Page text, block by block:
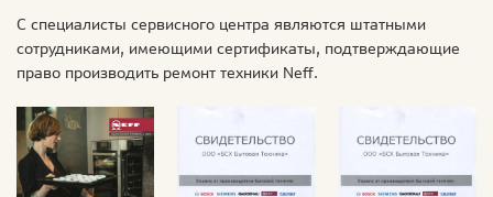
С специалисты сервисного центра являются штатными
сотрудниками, имеющими сертификаты, подтверждающие
право производить ремонт техники Neff.